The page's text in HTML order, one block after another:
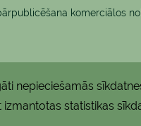
komerciālos
nepieciešamās
statistikas